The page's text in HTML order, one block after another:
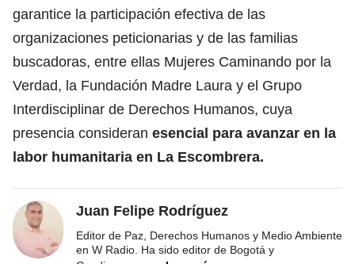
garantice la participación efectiva de las
organizaciones peticionarias y de las familias
buscadoras, entre ellas Mujeres Caminando por la
Verdad, la Fundación Madre Laura y el Grupo
Interdisciplinar de Derechos Humanos, cuya
presencia consideran esencial para avanzar en la
labor humanitaria en La Escombrera.
Juan Felipe Rodríguez
Editor de Paz, Derechos Humanos y Medio Ambiente
en W Radio. Ha sido editor de Bogotá y